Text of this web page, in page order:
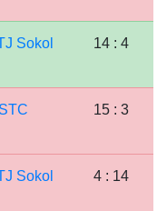
Sokol
14 : 4
15 : 3
Sokol
4 : 14